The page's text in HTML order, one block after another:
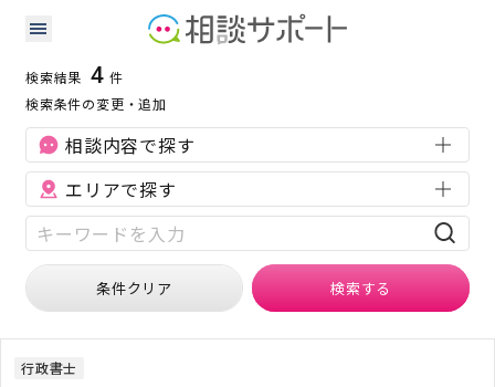
岡山県の補助金・助成金に強い専門家の検索結果
補助金・助成金
検索結果 4 件
検索条件の変更・追加
相談内容で探す
エリアで探す
条件クリア 検索する
行政書士